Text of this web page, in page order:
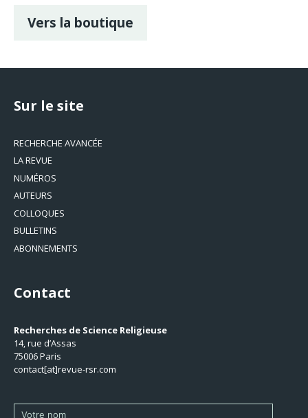
Vers la boutique
Sur le site
RECHERCHE AVANCÉE
LA REVUE
NUMÉROS
AUTEURS
COLLOQUES
BULLETINS
ABONNEMENTS
Contact
Recherches de Science Religieuse
14, rue d’Assas
75006 Paris
contact[at]revue-rsr.com